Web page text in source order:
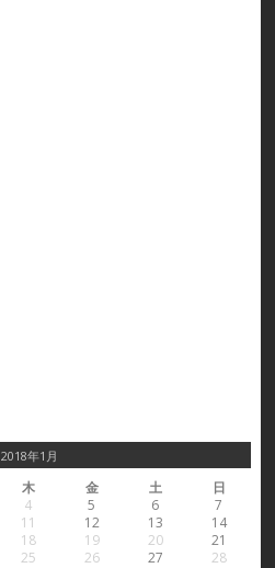
2018年1月
木 金 土
日
4 5 6
7
11 12 13
14
18 19 20
21
25 26 27
28